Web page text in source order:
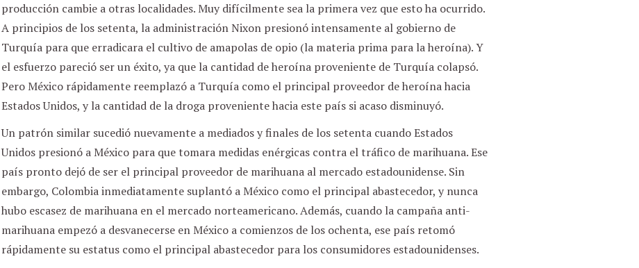
producción cambie a otras localidades. Muy difícilmente sea la primera vez que esto ha ocurrido.
A principios de los setenta, la administración Nixon presionó intensamente al gobierno de
Turquía para que erradicara el cultivo de amapolas de opio (la materia prima para la heroína). Y
el esfuerzo pareció ser un éxito, ya que la cantidad de heroína proveniente de Turquía colapsó.
Pero México rápidamente reemplazó a Turquía como el principal proveedor de heroína hacia
Estados Unidos, y la cantidad de la droga proveniente hacia este país si acaso disminuyó.
Un patrón similar sucedió nuevamente a mediados y finales de los setenta cuando Estados
Unidos presionó a México para que tomara medidas enérgicas contra el tráfico de marihuana. Ese
país pronto dejó de ser el principal proveedor de marihuana al mercado estadounidense. Sin
embargo, Colombia inmediatamente suplantó a México como el principal abastecedor, y nunca
hubo escasez de marihuana en el mercado norteamericano. Además, cuando la campaña anti-
marihuana empezó a desvanecerse en México a comienzos de los ochenta, ese país retomó
rápidamente su estatus como el principal abastecedor para los consumidores estadounidenses.